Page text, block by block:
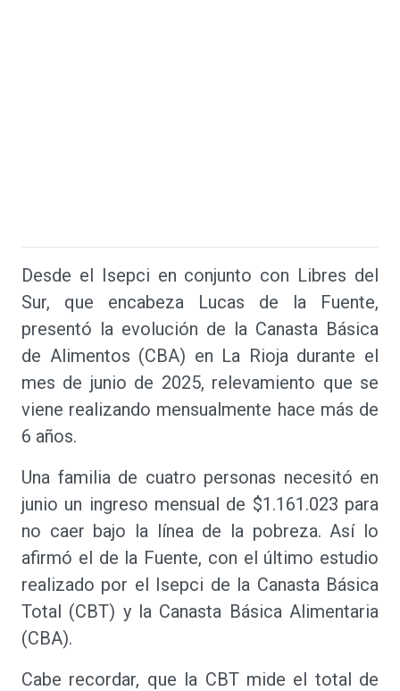
Desde el Isepci en conjunto con Libres del
Sur, que encabeza Lucas de la Fuente,
presentó la evolución de la Canasta Básica
de Alimentos (CBA) en La Rioja durante el
mes de junio de 2025, relevamiento que se
viene realizando mensualmente hace más de
6 años.
Una familia de cuatro personas necesitó en
junio un ingreso mensual de $1.161.023 para
no caer bajo la línea de la pobreza. Así lo
afirmó el de la Fuente, con el último estudio
realizado por el Isepci de la Canasta Básica
Total (CBT) y la Canasta Básica Alimentaria
(CBA).
Cabe recordar, que la CBT mide el total de